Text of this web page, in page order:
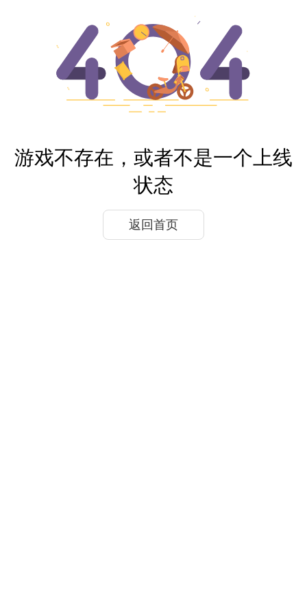
游戏不存在，或者不是一个上线
状态
返回首页